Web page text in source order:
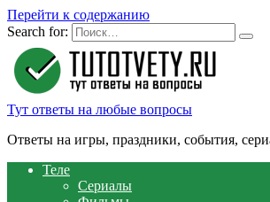
Перейти к содержанию
Search for:
Тут ответы на любые вопросы
Ответы на игры, праздники, события,
Теле
Сериалы